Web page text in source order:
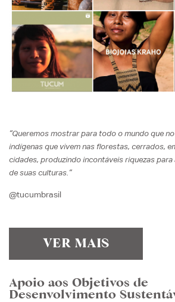
“Queremos mostrar para todo o mundo que
indígenas que vivem nas florestas, cerrados,
cidades, produzindo incontáveis riquezas para
de suas culturas. “
@tucumbrasil
VER MAIS
Apoio aos Objetivos de
Desenvolvimento